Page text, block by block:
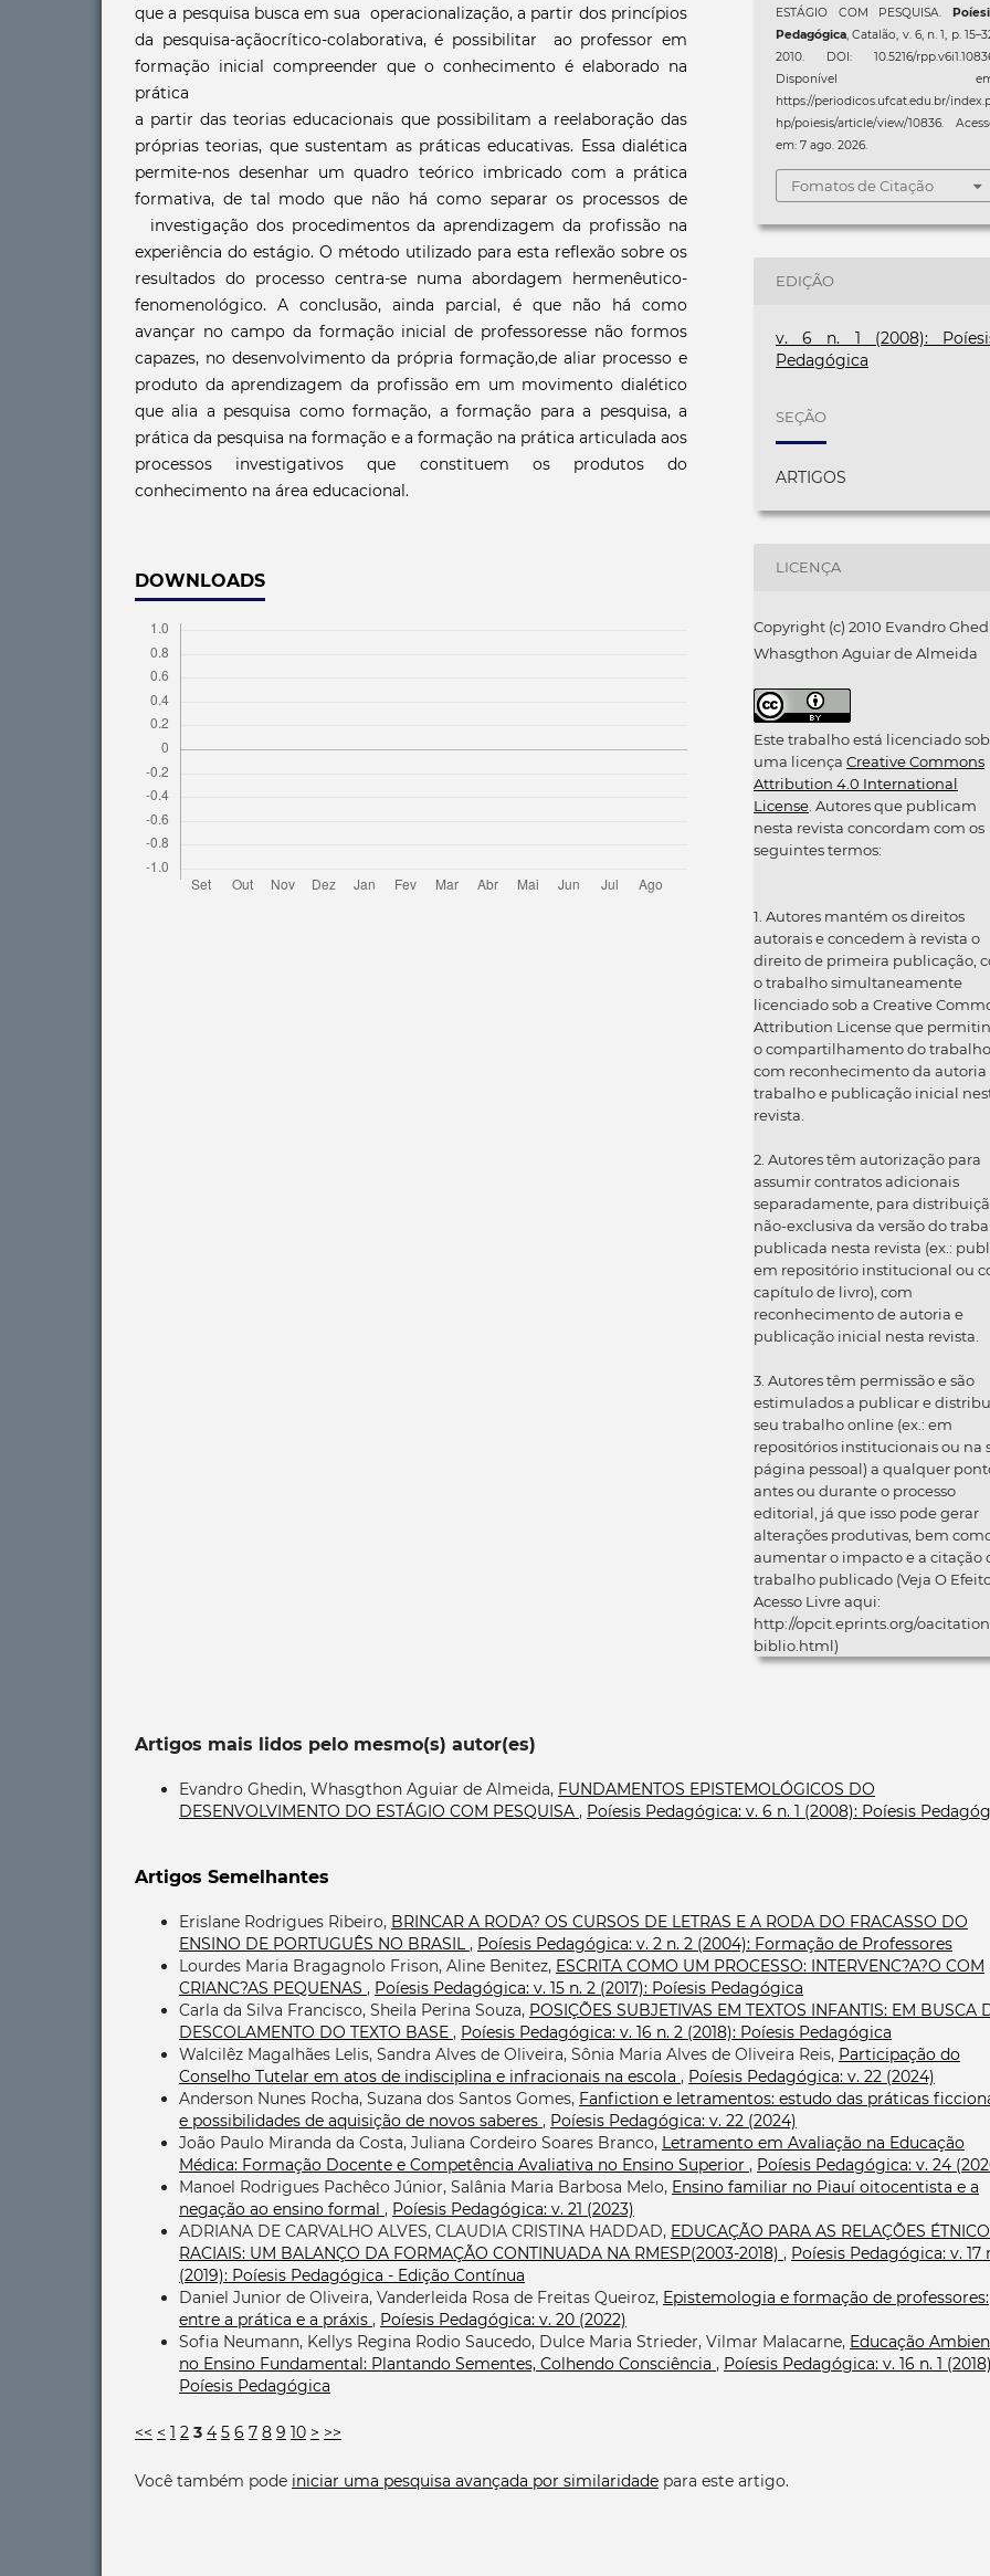
que a pesquisa busca em sua operacionalização, a partir dos princípios
da pesquisa-açãocrítico-colaborativa, é possibilitar ao professor em
formação inicial compreender que o conhecimento é elaborado na
prática
a partir das teorias educacionais que possibilitam a reelaboração das
próprias teorias, que sustentam as práticas educativas. Essa dialética
permite-nos desenhar um quadro teórico imbricado com a prática
formativa, de tal modo que não há como separar os processos de
investigação dos procedimentos da aprendizagem da profissão na
experiência do estágio. O método utilizado para esta reflexão sobre os
resultados do processo centra-se numa abordagem hermenêutico-
fenomenológico. A conclusão, ainda parcial, é que não há como
avançar no campo da formação inicial de professoresse não formos
capazes, no desenvolvimento da própria formação,de aliar processo e
produto da aprendizagem da profissão em um movimento dialético
que alia a pesquisa como formação, a formação para a pesquisa, a
prática da pesquisa na formação e a formação na prática articulada aos
processos investigativos que constituem os produtos do
conhecimento na área educacional.
DOWNLOADS
ESTÁGIO COM PESQUISA.
Pedagógica, Catalão, v. 6, n. 1, p.
2010. DOI: 10.5216/
Disponível
https://periodicos.ufcat.edu.br/
hp/poiesis/article/view/10836.
em: 7 ago. 2026.
Fomatos de Citação
EDIÇÃO
v. 6 n. 1 (2008):
Pedagógica
SEÇÃO
ARTIGOS
LICENÇA
Copyright (c) 2010 Evandro
Whasgthon Aguiar de Almeida
Este trabalho está licenciado sob
uma licença Creative Commons
Attribution 4.0 International
License . Autores que publicam
nesta revista concordam com os
seguintes termos:
1. Autores mantém os direitos
autorais e concedem à revista o
direito de primeira publicação,
o trabalho simultaneamente
licenciado sob a Creative
Attribution License que
o compartilhamento do trabalho
com reconhecimento da autoria
trabalho e publicação inicial
revista.
2. Autores têm autorização para
assumir contratos adicionais
separadamente, para
não-exclusiva da versão do
publicada nesta revista (ex.:
em repositório institucional ou
capítulo de livro), com
reconhecimento de autoria e
publicação inicial nesta revista.
3. Autores têm permissão e são
estimulados a publicar e
seu trabalho online (ex.: em
repositórios institucionais ou na
página pessoal) a qualquer
antes ou durante o processo
editorial, já que isso pode gerar
alterações produtivas, bem
aumentar o impacto e a citação
trabalho publicado (Veja O
Acesso Livre aqui:
http://opcit.eprints.org/
biblio.html)
Artigos mais lidos pelo mesmo(s) autor(es)
Evandro Ghedin, Whasgthon Aguiar de Almeida, FUNDAMENTOS EPISTEMOLÓGICOS DO
DESENVOLVIMENTO DO ESTÁGIO COM PESQUISA , Poíesis Pedagógica: v. 6 n. 1 (2008): Poíesis
Artigos Semelhantes
Erislane Rodrigues Ribeiro, BRINCAR A RODA? OS CURSOS DE LETRAS E A RODA DO FRACASSO DO
ENSINO DE PORTUGUÊS NO BRASIL, Poíesis Pedagógica: v. 2 n. 2 (2004): Formação de Professores
Lourdes Maria Bragagnolo Frison, Aline Benitez, ESCRITA COMO UM PROCESSO: INTERVENC?A?O COM
CRIANC?AS PEQUENAS , Poíesis Pedagógica: v. 15 n. 2 (2017): Poíesis Pedagógica
Carla da Silva Francisco, Sheila Perina Souza, POSIÇÕES SUBJETIVAS EM TEXTOS INFANTIS: EM BUSCA
DESCOLAMENTO DO TEXTO BASE , Poíesis Pedagógica: v. 16 n. 2 (2018): Poíesis Pedagógica
Walcilêz Magalhães Lelis, Sandra Alves de Oliveira, Sônia Maria Alves de Oliveira Reis, Participação do
Conselho Tutelar em atos de indisciplina e infracionais na escola , Poíesis Pedagógica: v. 22 (2024)
Anderson Nunes Rocha, Suzana dos Santos Gomes, Fanfiction e letramentos: estudo das práticas
e possibilidades de aquisição de novos saberes , Poíesis Pedagógica: v. 22 (2024)
João Paulo Miranda da Costa, Juliana Cordeiro Soares Branco, Letramento em Avaliação na Educação
Médica: Formação Docente e Competência Avaliativa no Ensino Superior , Poíesis Pedagógica: v. 24
Manoel Rodrigues Pachêco Júnior, Salânia Maria Barbosa Melo, Ensino familiar no Piauí oitocentista e a
negação ao ensino formal , Poíesis Pedagógica: v. 21 (2023)
ADRIANA DE CARVALHO ALVES, CLAUDIA CRISTINA HADDAD, EDUCAÇÃO PARA AS RELAÇÕES
RACIAIS: UM BALANÇO DA FORMAÇÃO CONTINUADA NA RMESP(2003-2018) , Poíesis Pedagógica: v. 17
(2019): Poíesis Pedagógica - Edição Contínua
Daniel Junior de Oliveira, Vanderleida Rosa de Freitas Queiroz, Epistemologia e formação de professores:
entre a prática e a práxis , Poíesis Pedagógica: v. 20 (2022)
Sofia Neumann, Kellys Regina Rodio Saucedo, Dulce Maria Strieder, Vilmar Malacarne, Educação
no Ensino Fundamental: Plantando Sementes, Colhendo Consciência , Poíesis Pedagógica: v. 16 n. 1
Poíesis Pedagógica
<< < 1 2 3 4 5 6 7 8 9 10 > >>
Você também pode iniciar uma pesquisa avançada por similaridade para este artigo.